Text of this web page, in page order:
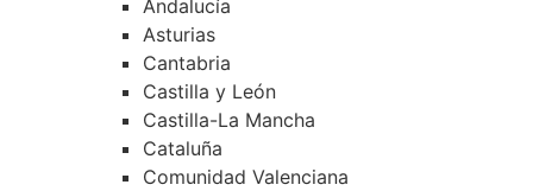
Andalucía
Asturias
Cantabria
Castilla y León
Castilla-La Mancha
Cataluña
Comunidad Valenciana